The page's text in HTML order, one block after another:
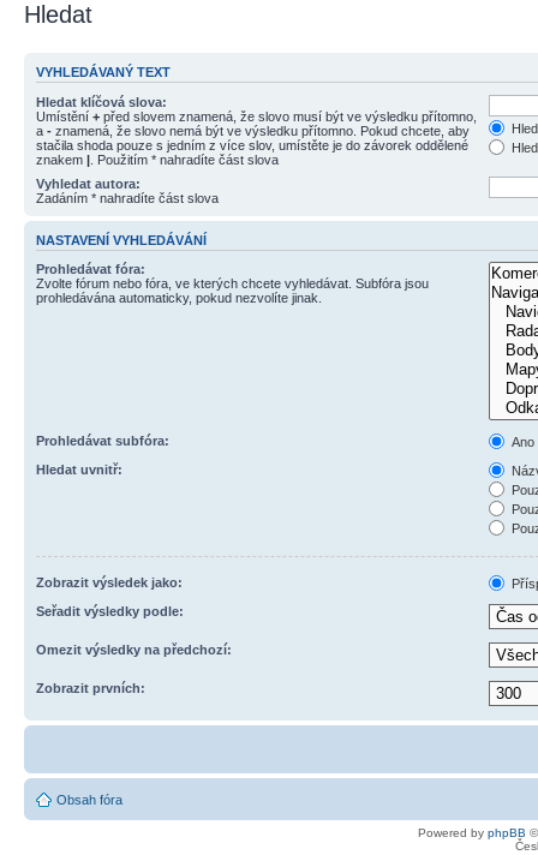
Hledat
VYHLEDÁVANÝ TEXT
Hledat klíčová slova:
Umístění + před slovem znamená, že slovo musí být ve výsledku přítomno,
a - znamená, že slovo nemá být ve výsledku přítomno. Pokud chcete, aby
stačila shoda pouze s jedním z více slov, umístěte je do závorek oddělené
znakem | . Použitím * nahradíte část slova
Vyhledat autora:
Zadáním * nahradíte část slova
NASTAVENÍ VYHLEDÁVÁNÍ
Prohledávat fóra:
Zvolte fórum nebo fóra, ve kterých chcete vyhledávat. Subfóra jsou
prohledávána automaticky, pokud nezvolíte jinak.
Prohledávat subfóra:
Ano
Hledat uvnitř:
Zobrazit výsledek jako:
Seřadit výsledky podle:
Omezit výsledky na předchozí:
Zobrazit prvních:
Obsah fóra
Powered by phpBB